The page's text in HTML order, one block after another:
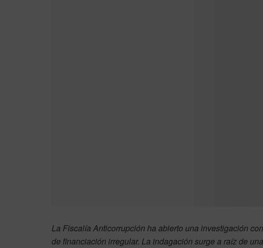
La Fiscalía Anticorrupción ha abierto una investigación
de financiación irregular. La indagación surge a raíz de